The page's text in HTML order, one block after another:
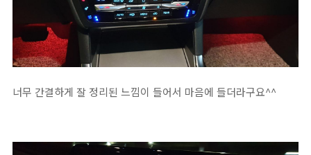
너무 간결하게 잘 정리된 느낌이 들어서 마음에 들더라구요^^